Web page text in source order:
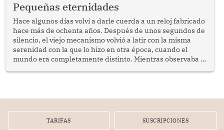
reflexionar sobre la importancia de fortalecer las políticas
públicas dirigidas a los adultos mayores en pobreza.
Pequeñas eternidades
Hace algunos días volví a darle cuerda a un reloj fabricado
hace más de ochenta años. Después de unos segundos de
silencio, el viejo mecanismo volvió a latir con la misma
serenidad con la que lo hizo en otra época, cuando el
mundo era completamente distinto. Mientras observaba el
TARIFAS SUSCRIPCIONES